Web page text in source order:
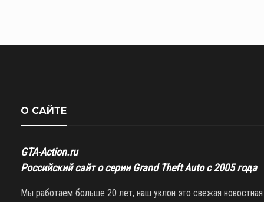
О САЙТЕ
GTA-Action.ru
Российский сайт о серии Grand Theft Auto с 2005 года
Мы работаем больше 20 лет, наш уклон это свежая новостная